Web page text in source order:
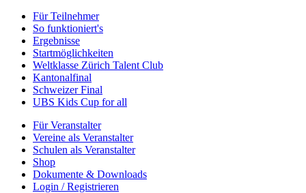
Für Teilnehmer
So funktioniert's
Ergebnisse
Startmöglichkeiten
Weltklasse Zürich Talent Club
Kantonalfinal
Schweizer Final
UBS Kids Cup for all
Für Veranstalter
Vereine als Veranstalter
Schulen als Veranstalter
Shop
Dokumente & Downloads
Login / Registrieren